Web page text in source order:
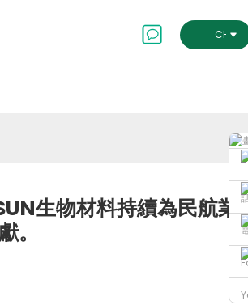
生物材料持續為民航業
。